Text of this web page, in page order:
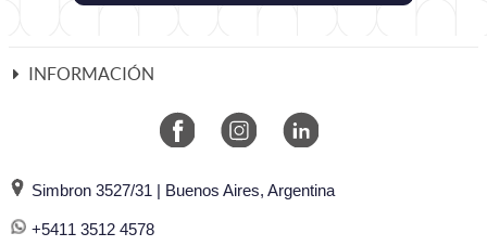
INFORMACIÓN
Simbron 3527/31 | Buenos Aires, Argentina
+5411 3512 4578